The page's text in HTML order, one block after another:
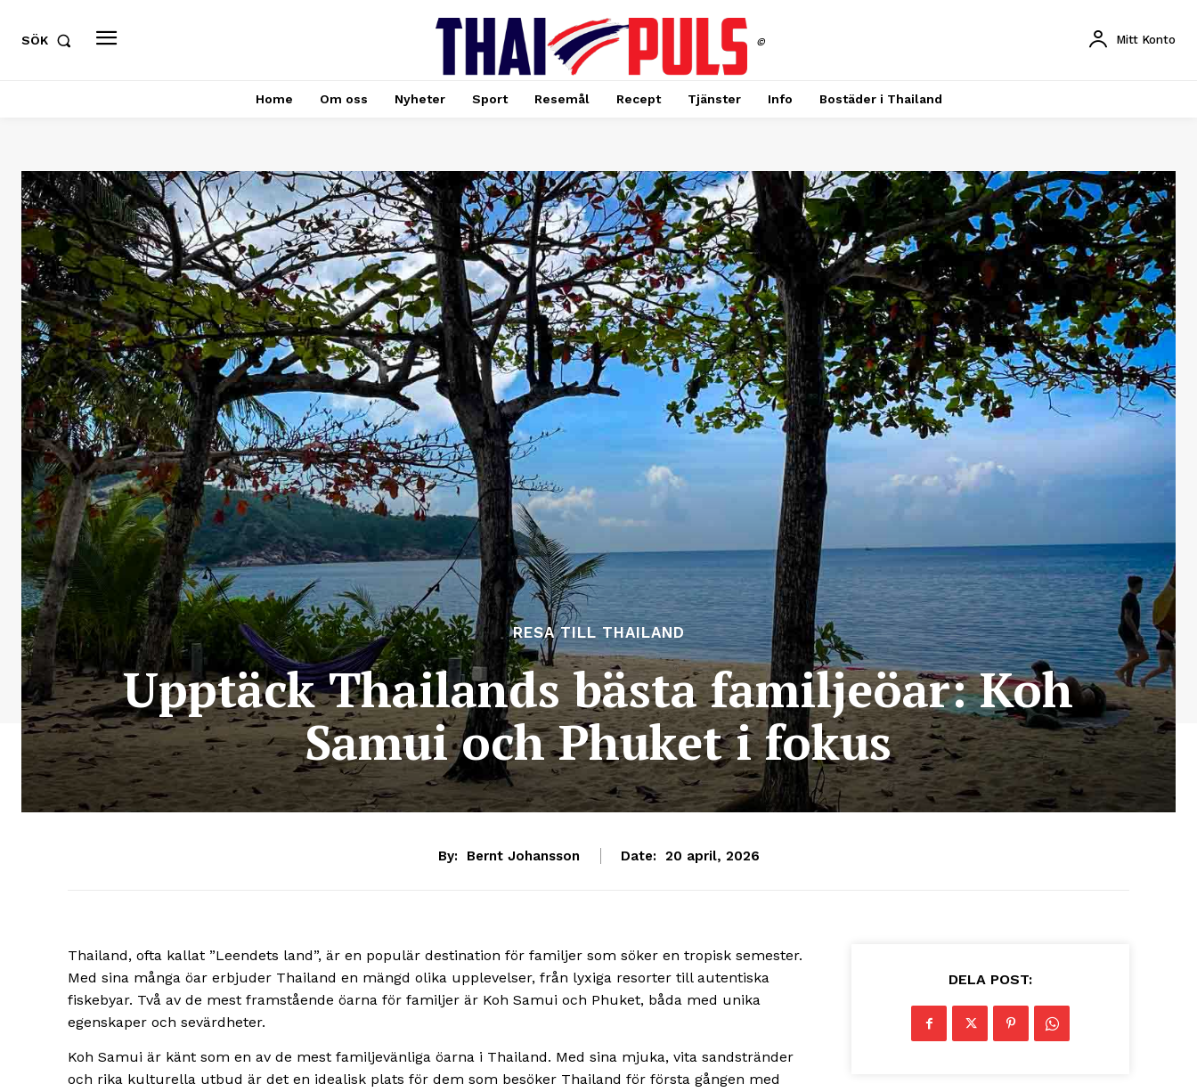
SÖK © Mitt Konto
Home Om oss Nyheter Sport Resemål Recept Tjänster Info Bostäder i Thailand
RESA TILL THAILAND
Upptäck Thailands bästa familjeöar: Koh
Samui och Phuket i fokus
By: Bernt Johansson Date: 20 april, 2026
Thailand, ofta kallat ”Leendets land”, är en populär destination för familjer som söker en tropisk semester.
Med sina många öar erbjuder Thailand en mängd olika upplevelser, från lyxiga resorter till autentiska
fiskebyar. Två av de mest framstående öarna för familjer är Koh Samui och Phuket, båda med unika
egenskaper och sevärdheter.
Koh Samui är känt som en av de mest familjevänliga öarna i Thailand. Med sina mjuka, vita sandstränder
och rika kulturella utbud är det en idealisk plats för dem som besöker Thailand för första gången med
DELA POST: